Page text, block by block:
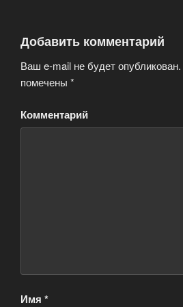
Добавить комментарий
Ваш e-mail не будет опубликован.
помечены *
Комментарий
Имя *